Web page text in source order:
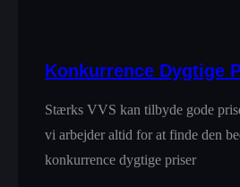
Konkurrence Dygtige
Stærks VVS kan tilbyde gode
vi arbejder altid for at finde den
konkurrence dygtige priser